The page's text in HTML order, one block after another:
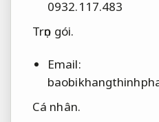
0932.117.483
Trọn gói.
Email:
Cá nhân.